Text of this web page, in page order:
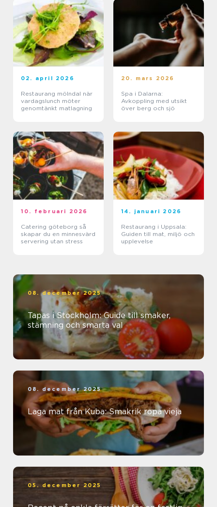
02. april 2026
Restaurang mölndal när
vardagslunch möter
genomtänkt matlagning
20. mars 2026
Spa i Dalarna:
Avkoppling med utsikt
över berg och sjö
10. februari 2026
Catering göteborg så
skapar du en minnesvärd
servering utan stress
14. januari 2026
Restaurang i Uppsala:
Guiden till mat, miljö och
upplevelse
08. december 2025
Tapas i Stockholm: Guide till smaker,
stämning och smarta val
08. december 2025
Laga mat från Kuba: Smakrik ropa vieja
05. december 2025